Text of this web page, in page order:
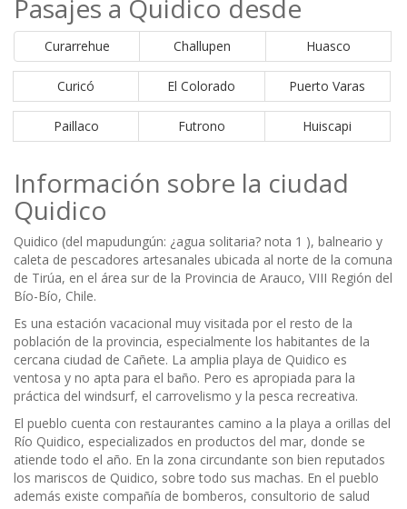
Pasajes a Quidico desde
Curarrehue Challupen Huasco
Curicó El Colorado Puerto Varas
Paillaco Futrono Huiscapi
Información sobre la ciudad
Quidico
Quidico (del mapudungún: ¿agua solitaria? nota 1 ), balneario y
caleta de pescadores artesanales ubicada al norte de la comuna
de Tirúa, en el área sur de la Provincia de Arauco, VIII Región del
Bío-Bío, Chile.
Es una estación vacacional muy visitada por el resto de la
población de la provincia, especialmente los habitantes de la
cercana ciudad de Cañete. La amplia playa de Quidico es
ventosa y no apta para el baño. Pero es apropiada para la
práctica del windsurf, el carrovelismo y la pesca recreativa.
El pueblo cuenta con restaurantes camino a la playa a orillas del
Río Quidico, especializados en productos del mar, donde se
atiende todo el año. En la zona circundante son bien reputados
los mariscos de Quidico, sobre todo sus machas. En el pueblo
además existe compañía de bomberos, consultorio de salud